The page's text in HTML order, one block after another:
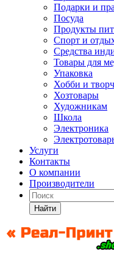
Подарки и
Посуда
Продукты
Спорт и
Средства
Товары для
Упаковка
Хобби и
Хозтовары
Художникам
Школа
Электроника
Услуги
Контакты
О компании
Производители
Найти